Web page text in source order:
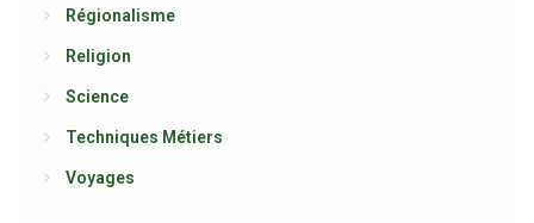
Régionalisme
Religion
Science
Techniques Métiers
Voyages